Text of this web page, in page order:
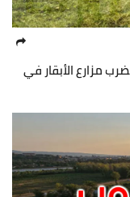
مزارع الأبقار في